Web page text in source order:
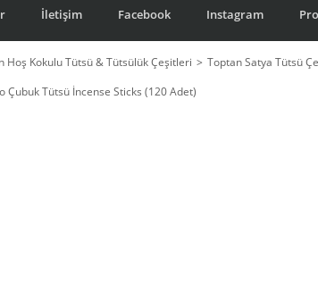
İletişim Facebook Instagram
Hoş Kokulu Tütsü & Tütsülük Çeşitleri Toptan Satya Tütsü